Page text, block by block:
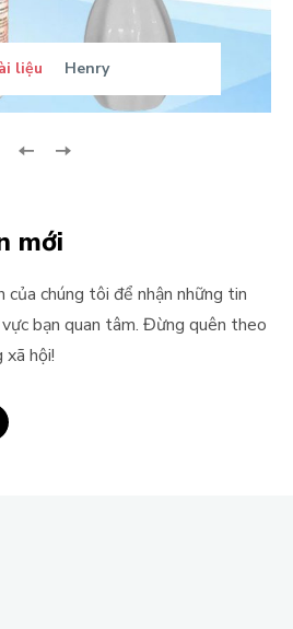
liệu Henry
mới
chúng tôi để nhận những tin
bạn quan tâm. Đừng quên theo
hội!